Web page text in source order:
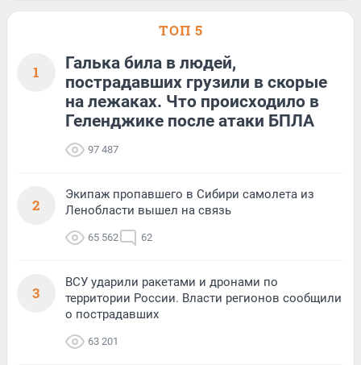
ТОП 5
1
Галька била в людей,
пострадавших грузили в скорые
на лежаках. Что происходило в
Геленджике после атаки БПЛА
97 487
2
Экипаж пропавшего в Сибири самолета из
Ленобласти вышел на связь
65 562 62
3
ВСУ ударили ракетами и дронами по
территории России. Власти регионов сообщили
о пострадавших
63 201